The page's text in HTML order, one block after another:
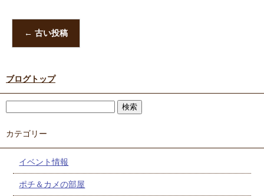
← 古い投稿
ブログトップ
カテゴリー
イベント情報
ポチ＆カメの部屋